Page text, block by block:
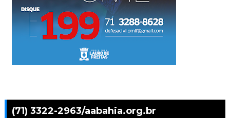
(71) 3322-2963/aabahia.org.br